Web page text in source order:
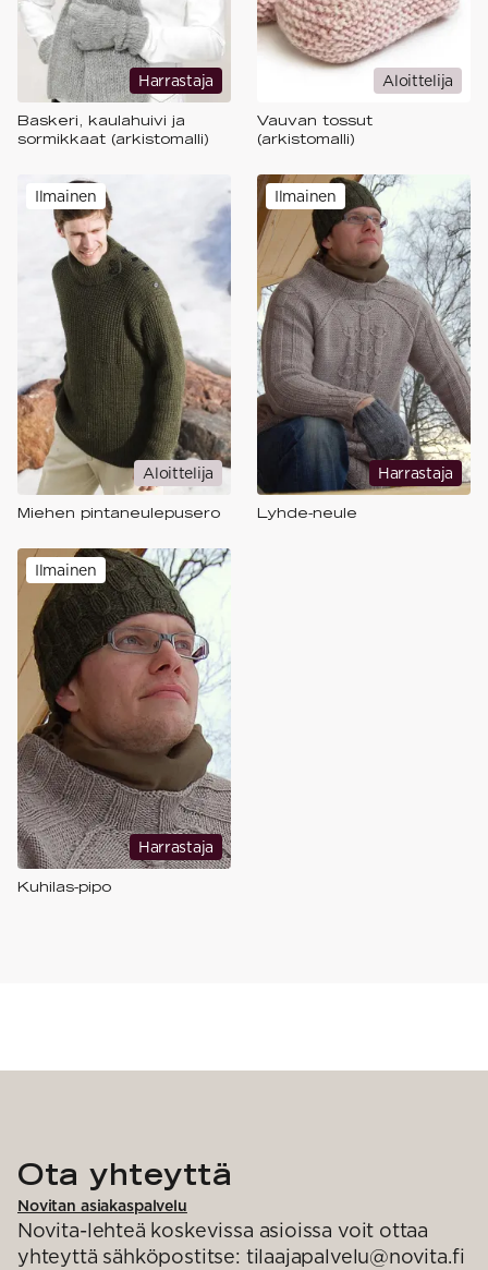
Harrastaja
Baskeri, kaulahuivi ja
sormikkaat (arkistomalli)
Aloittelija
Vauvan tossut
(arkistomalli)
Aloittelija
Ilmainen
Miehen pintaneulepusero
Harrastaja
Ilmainen
Lyhde-neule
Harrastaja
Ilmainen
Kuhilas-pipo
Ota yhteyttä
Novitan asiakaspalvelu
Novita-lehteä koskevissa asioissa voit ottaa
yhteyttä sähköpostitse: tilaajapalvelu@novita.fi